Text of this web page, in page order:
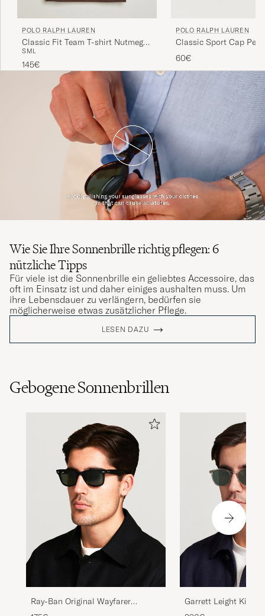
POLO RALPH LAUREN
Classic Fit Team T-shirt Nutmeg
Brown
SML
145€
POLO RALPH LAUREN
Classic Sport Cap
60€
Wie Sie Ihre Sonnenbrille richtig pflegen: 6
nützliche Tipps
Für viele ist die Sonnenbrille ein geliebtes Accessoire, das
oft im Einsatz ist und daher einiges aushalten muss. Um
ihre Lebensdauer zu verlängern, bedürfen sie
möglicherweise etwas zusätzlicher Pflege.
LESEN DAZU
Gebogene Sonnenbrillen
Ray-Ban Original Wayfarer
Sunglasses Black/Crystal Green
Garrett Leight
Sunglasses